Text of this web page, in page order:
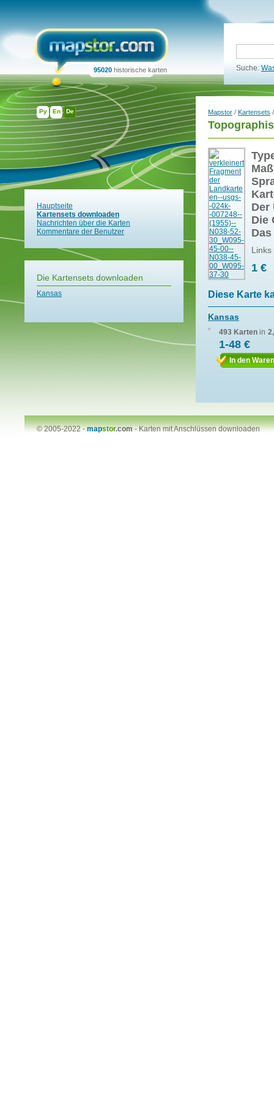
Ру En De
95020 historische karten Suche:
Hauptseite
Kartensets downloaden
Nachrichten über die Karten
Kommentare der Benutzer
Die Kartensets downloaden
Kansas
Mapstor / Kartensets
Der
Die
1 €
Diese Karte
Kansas
493 Karten in
1-48 €
In den
© 2005-2022 -mapstor.com-Karten mit Anschlüssen downloaden